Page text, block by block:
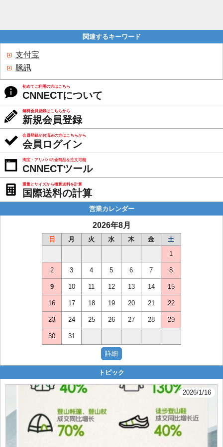
関連するキーワード
支付宝
騰訊
初めてご利用の方はこちら
CNNECTについて
無料会員登録はこちらから
新規会員登録
会員登録がお済みの方はこちらから
会員ログイン
淘宝・アリババの全商品を注文可能
CNNECTツール
重量とサイズから概算送料を計算
国際送料の計算
営業カレンダー
2026年8月
日 月 火 水 木 金
土
1
2 3 4 5 6 7 8
9 10 11 12 13 14 15
16 17 18 19 20 21 22
23 24 25 26 27 28 29
30 31
トピック
2026/1/16